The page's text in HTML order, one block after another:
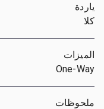
ياردة
كلا
الميزات
One-Way
ملحوظات